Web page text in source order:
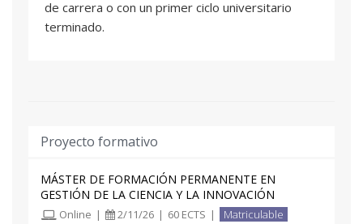
de carrera o con un primer ciclo universitario
terminado.
Proyecto formativo
MÁSTER DE FORMACIÓN PERMANENTE EN
GESTIÓN DE LA CIENCIA Y LA INNOVACIÓN
Online | 2/11/26 | 60 ECTS | Matriculable